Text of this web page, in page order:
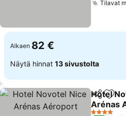
Tilavat
Alkaen 82 €
Näytä hinnat 13 sivustolta
Jaa
Hotel
Arénas